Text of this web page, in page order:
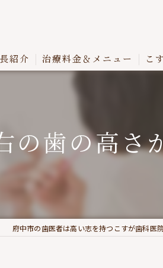
紹介 治療料金＆メニュー こ
の歯の高
府中市の歯医者は高い志を持つこすが歯科医院